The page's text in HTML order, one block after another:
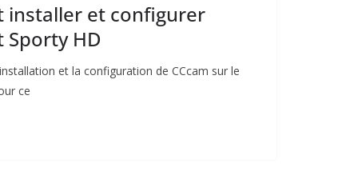
installer et configurer
Sporty HD
et la configuration de CCcam sur le
ce